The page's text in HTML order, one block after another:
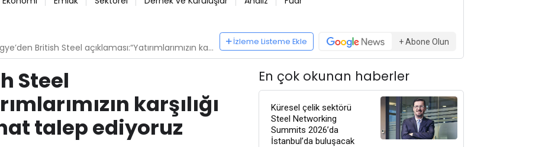
British Steel açıklaması:“Yatırımlarımızın karşılığı verilmedi, tazminat talep ediyoruz
İzleme Listeme Ekle + Abone Olun
Steel
karşılığı
talep ediyoruz
En çok okunan haberler
Küresel çelik sektörü
Steel Networking
Summits 2026’da
İstanbul’da buluşacak